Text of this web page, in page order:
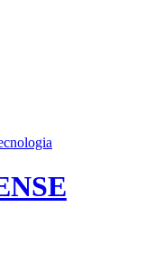
à informação